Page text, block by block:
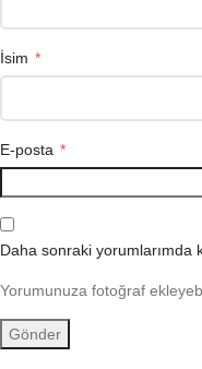
İsim *
E-posta *
Daha sonraki yorumlarımda
Yorumunuza fotoğraf